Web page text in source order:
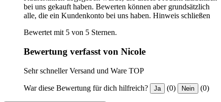
bei uns gekauft haben. Bewerten können aber grundsätzlich
alle, die ein Kundenkonto bei uns haben. Hinweis schließen
Bewertet mit 5 von 5 Sternen.
Bewertung verfasst von Nicole
Sehr schneller Versand und Ware TOP
War diese Bewertung für dich hilfreich? Ja (0) Nein (0)